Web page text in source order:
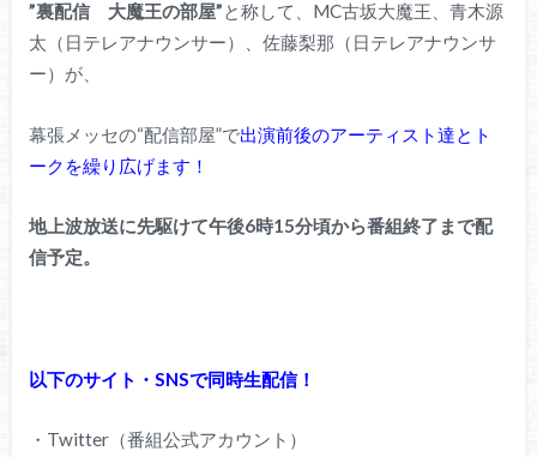
”裏配信 大魔王の部屋”と称して、MC古坂大魔王、青木源
太（日テレアナウンサー）、佐藤梨那（日テレアナウンサ
ー）が、
幕張メッセの“配信部屋”で出演前後のアーティスト達とト
ークを繰り広げます！
地上波放送に先駆けて午後6時15分頃から番組終了まで配
信予定。
以下のサイト・SNSで同時生配信！
・Twitter（番組公式アカウント）